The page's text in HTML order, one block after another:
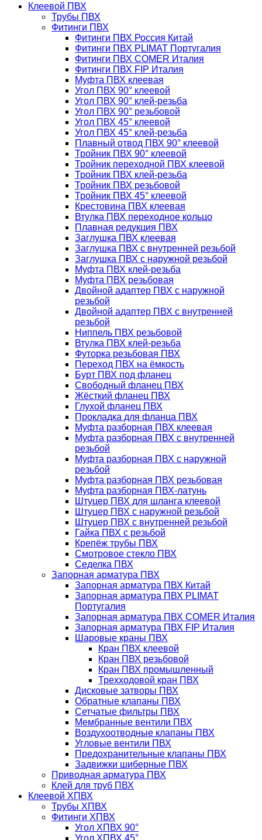
Клеевой ПВХ
Трубы ПВХ
Фитинги ПВХ
Фитинги ПВХ Россия Китай
Фитинги ПВХ PLIMAT Португалия
Фитинги ПВХ COMER Италия
Фитинги ПВХ FIP Италия
Муфта ПВХ клеевая
Угол ПВХ 90° клеевой
Угол ПВХ 90° клей-резьба
Угол ПВХ 90° резьбовой
Угол ПВХ 45° клеевой
Угол ПВХ 45° клей-резьба
Плавный отвод ПВХ 90° клеевой
Тройник ПВХ 90° клеевой
Тройник переходной ПВХ клеевой
Тройник ПВХ клей-резьба
Тройник ПВХ резьбовой
Тройник ПВХ 45° клеевой
Крестовина ПВХ клеевая
Втулка ПВХ переходное кольцо
Плавная редукция ПВХ
Заглушка ПВХ клеевая
Заглушка ПВХ с внутренней резьбой
Заглушка ПВХ с наружной резьбой
Муфта ПВХ клей-резьба
Муфта ПВХ резьбовая
Двойной адаптер ПВХ с наружной
резьбой
Двойной адаптер ПВХ с внутренней
резьбой
Ниппель ПВХ резьбовой
Втулка ПВХ клей-резьба
Футорка резьбовая ПВХ
Переход ПВХ на ёмкость
Бурт ПВХ под фланец
Свободный фланец ПВХ
Жёсткий фланец ПВХ
Глухой фланец ПВХ
Прокладка для фланца ПВХ
Муфта разборная ПВХ клеевая
Муфта разборная ПВХ с внутренней
резьбой
Муфта разборная ПВХ с наружной
резьбой
Муфта разборная ПВХ резьбовая
Муфта разборная ПВХ-латунь
Штуцер ПВХ для шланга клеевой
Штуцер ПВХ с наружной резьбой
Штуцер ПВХ с внутренней резьбой
Гайка ПВХ с резьбой
Крепёж трубы ПВХ
Смотровое стекло ПВХ
Седелка ПВХ
Запорная арматура ПВХ
Запорная арматура ПВХ Китай
Запорная арматура ПВХ PLIMAT
Португалия
Запорная арматура ПВХ COMER Италия
Запорная арматура ПВХ FIP Италия
Шаровые краны ПВХ
Кран ПВХ клеевой
Кран ПВХ резьбовой
Кран ПВХ промышленный
Трехходовой кран ПВХ
Дисковые затворы ПВХ
Обратные клапаны ПВХ
Сетчатые фильтры ПВХ
Мембранные вентили ПВХ
Воздухоотводные клапаны ПВХ
Угловые вентили ПВХ
Предохранительные клапаны ПВХ
Задвижки шиберные ПВХ
Приводная арматура ПВХ
Клей для труб ПВХ
Клеевой ХПВХ
Трубы ХПВХ
Фитинги ХПВХ
Угол ХПВХ 90°
Угол ХПВХ 45°